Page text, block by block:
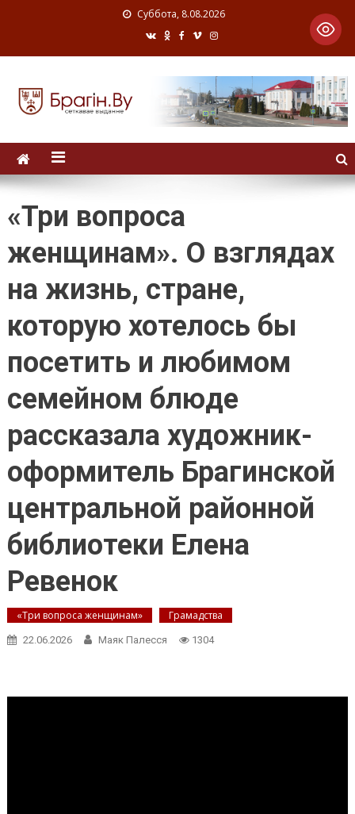
Суббота, 8.08.2026
«Три вопроса
женщинам». О взглядах
на жизнь, стране,
которую хотелось бы
посетить и любимом
семейном блюде
рассказала художник-
оформитель Брагинской
центральной районной
библиотеки Елена
Ревенок
«Три вопроса женщинам» Грамадства
22.06.2026 Маяк Палесся 1304